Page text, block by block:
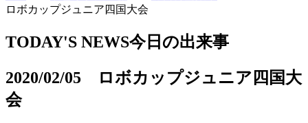
ロボカップジュニア四国大会
TODAY'S NEWS今日の出来事
2020/02/05 ロボカップジュニア四国大
会